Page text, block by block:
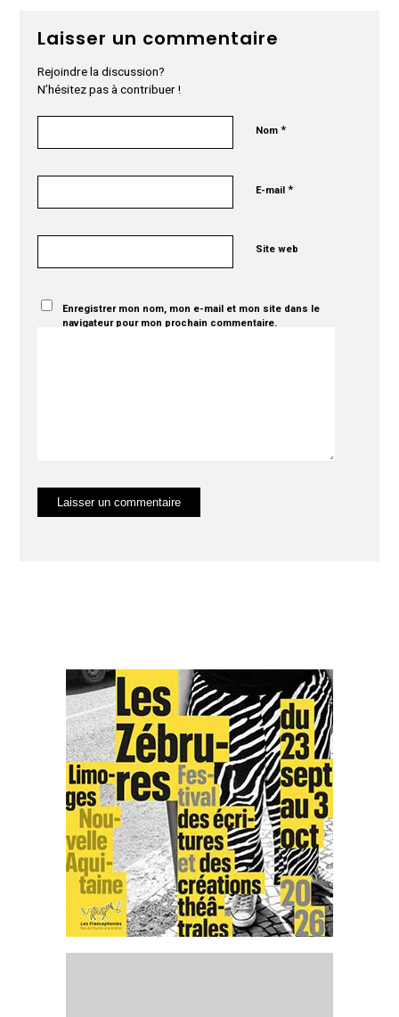
Laisser un commentaire
Rejoindre la discussion?
N’hésitez pas à contribuer !
Nom*
E-mail*
Site web
Enregistrer mon nom, mon e-mail et mon site dans le
navigateur pour mon prochain commentaire.